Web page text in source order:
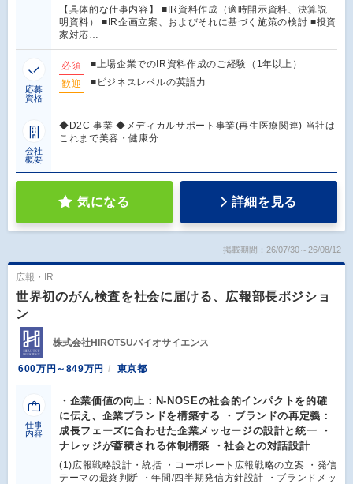
【具体的な仕事内容】 ■IR資料作成（適時開示資料、決算説
明資料） ■IR企画立案、およびそれに基づく施策の検討 ■投資
家対応…
応募
資格
必須
■上場企業でのIR資料作成のご経験（1年以上）
歓迎
■ビジネスレベルの英語力
会社
概要
◆D2C 事業 ◆メディカルサポート事業(再生医療関連) 当社は
これまで美容・健康分…
気になる 詳細を見る
掲載期間：26/07/30～26/08/12
広報・IR
世界初のがん検査を社会に届ける、広報部長ポジショ
ン
株式会社HIROTSUバイオサイエンス
600万円～849万円 東京都
仕事
内容
・企業価値の向上：N-NOSEの社会的インパクトを的確
に伝え、企業ブランドを構築する ・ブランドの再定義：
成長フェーズに合わせた企業メッセージの設計と統一 ・
ナレッジが蓄積される体制構築 ・社会との対話設計
(1)広報戦略設計・統括 ・コーポレート広報戦略の立案 ・発信
テーマの最終判断 ・年間/四半期発信方針設計 ・ブランドメッ